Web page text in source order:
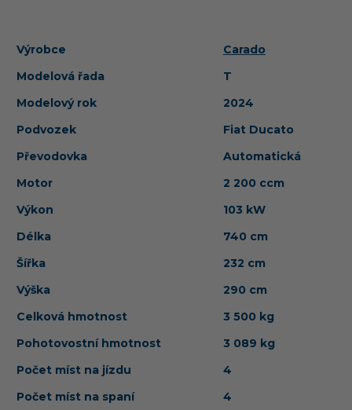
Výrobce
Carado
Modelová řada
T
Modelový rok
2024
Podvozek
Fiat Ducato
Převodovka
Automatická
Motor
2 200 ccm
Výkon
103 kW
Délka
740 cm
Šířka
232 cm
Výška
290 cm
Celková hmotnost
3 500 kg
Pohotovostní hmotnost
3 089 kg
Počet míst na jízdu
4
Počet míst na spaní
4